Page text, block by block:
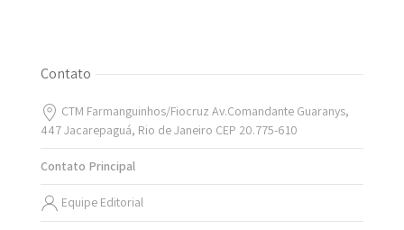
Contato
CTM Farmanguinhos/Fiocruz Av.Comandante Guaranys,
447 Jacarepaguá, Rio de Janeiro CEP 20.775-610
Contato Principal
Equipe Editorial